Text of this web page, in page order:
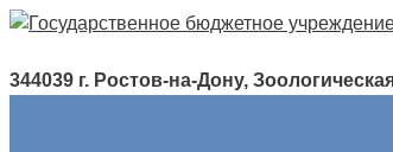
Перейти
содержимому
344039 г. Ростов-на-Дону,